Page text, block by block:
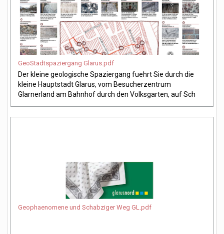
GeoStadtspaziergang Glarus.pdf
Der kleine geologische Spaziergang fuehrt Sie durch die
kleine Hauptstadt Glarus, vom Besucherzentrum
Glarnerland am Bahnhof durch den Volksgarten, auf Sch
Geophaenomene und Schabziger Weg GL.pdf